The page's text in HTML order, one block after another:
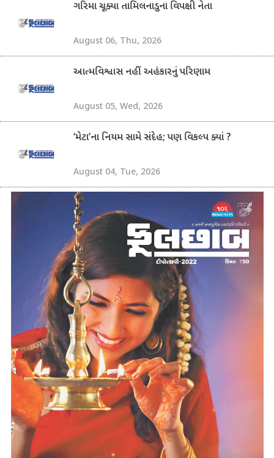
ગરિમા ચૂક્યા તામિલનાડુના વિપક્ષી નેતા
August 06, Thu, 2026
આત્મવિશ્વાસ નહીં અહંકારનું પરિણામ
August 05, Wed, 2026
‘મેટા’ના નિયમ સામે સંદેહ; પણ વિકલ્પ ક્યાં ?
August 04, Tue, 2026